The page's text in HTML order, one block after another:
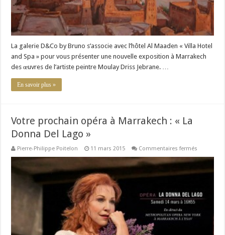
La galerie D&Co by Bruno s’associe avec l’hôtel Al Maaden « Villa Hotel
and Spa » pour vous présenter une nouvelle exposition à Marrakech
des œuvres de l’artiste peintre Moulay Driss Jebrane. …
En savoir plus »
Votre prochain opéra à Marrakech : « La
Donna Del Lago »
Pierre-Philippe Poitelon 11 mars 2015 Commentaires fermés
prochain
à
« La
Donna
Lago »